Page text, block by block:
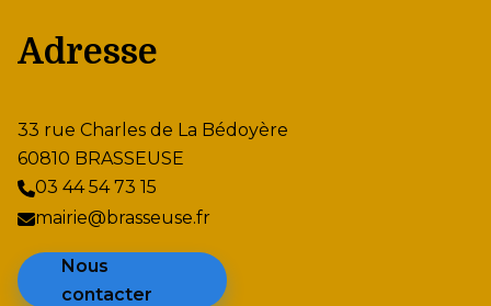
Adresse
33 rue Charles de La Bédoyère
60810 BRASSEUSE
03 44 54 73 15
mairie@brasseuse.fr
Nous
contacter